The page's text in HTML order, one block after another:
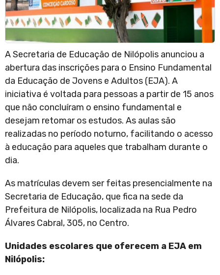
A Secretaria de Educação de Nilópolis anunciou a
abertura das inscrições para o Ensino Fundamental
da Educação de Jovens e Adultos (EJA). A
iniciativa é voltada para pessoas a partir de 15 anos
que não concluíram o ensino fundamental e
desejam retomar os estudos. As aulas são
realizadas no período noturno, facilitando o acesso
à educação para aqueles que trabalham durante o
dia.
As matrículas devem ser feitas presencialmente na
Secretaria de Educação, que fica na sede da
Prefeitura de Nilópolis, localizada na Rua Pedro
Álvares Cabral, 305, no Centro.
Unidades escolares que oferecem a EJA em
Nilópolis: